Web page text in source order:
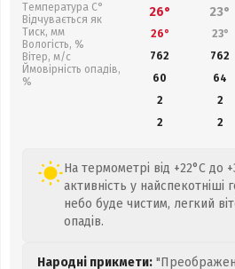
Температура С°
Відчувається як
Тиск, мм
Вологість, %
Вітер, м/с
Ймовірність опадів,
%
26° 23°
26° 23°
762
762
60
64
2
2
2
2
На термометрі від +22°C до
активність у найспекотніші
небо буде чистим, легкий
опадів.
Народні прикмети: